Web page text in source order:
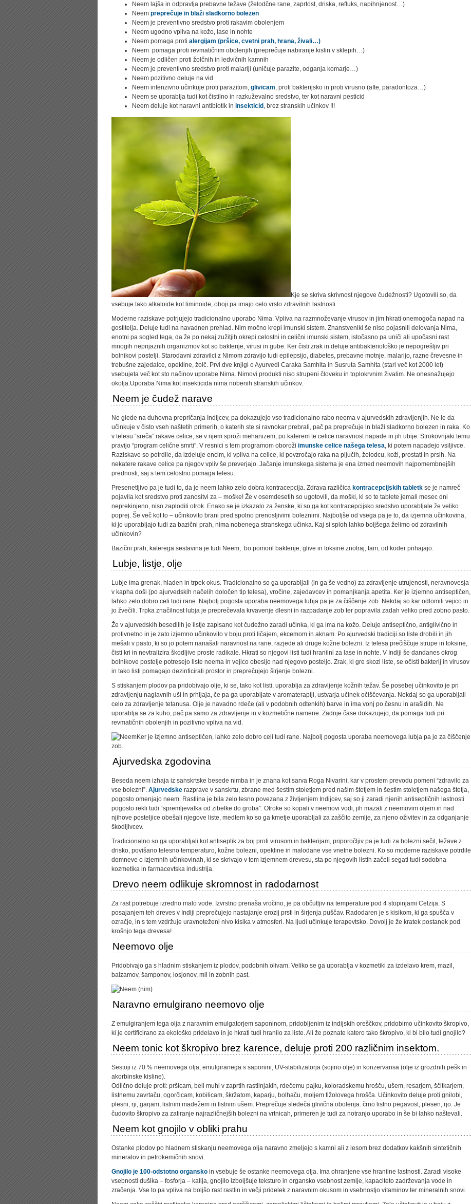
Neem lajša in odpravlja prebavne težave (želodčne rane, zaprtost, driska, refluks, napihnjenost…)
Neem preprečuje in blaži sladkorno bolezen
Neem je preventivno sredstvo proti rakavim obolenjem
Neem ugodno vpliva na kožo, lase in nohte
Neem pomaga proti alergijam (pršice, cvetni prah, hrana, živali…)
Neem pomaga proti revmatičnim obolenjih (preprečuje nabiranje kislin v sklepih…)
Neem je odličen proti žolčnih in ledvičnih kamnih
Neem je preventivno sredstvo proti malariji (uničuje parazite, odganja komarje…)
Neem pozitivno deluje na vid
Neem intenzivno učinkuje proti parazitom, glivicam, proti bakterijsko in proti virusno (afte, paradontoza…)
Neem se uporablja tudi kot čistilno in razkuževalno sredstvo, ter kot naravni pesticid
Neem deluje kot naravni antibiotik in insekticid , brez stranskih učinkov !!!
Kje se skriva skrivnost njegove čudežnosti? Ugotovili so, da
vsebuje tako alkaloide kot liminoide, oboji pa imajo celo vrsto zdravilnih lastnosti.
Moderne raziskave potrjujejo tradicionalno uporabo Nima. Vpliva na razmnoževanje virusov in jim hkrati onemogoča napad na
gostitelja. Deluje tudi na navadnen prehlad. Nim močno krepi imunski sistem. Znanstveniki še niso pojasnili delovanja Nima,
enotni pa sogled tega, da že po nekaj zužitjih okrepi celostni in celični imunski sistem, istočasno pa uniči ali upočasni rast
mnogih neprijaznih organizmov kot so bakterije, virusi in gube. Ker čisti zrak in deluje antibakteriološko je nepogrešljiv pri
bolnikovi postelji. Starodavni zdravilci z Nimom zdravijo tudi epilepsijo, diabetes, prebavne motnje, malarijo, razne črevesne in
trebušne zajedalce, opekline, žolč. Prvi dve knjigi o Ayurvedi Caraka Samhita in Susruta Samhita (stari več kot 2000 let)
vsebujeta več kot sto načinov uporabe Nima. Nimovi produkti niso strupeni človeku in toplokrvnim živalim. Ne onesnažujejo
okolja.Uporaba Nima kot insekticida nima nobenih stranskih učinkov.
Neem je čudež narave
Ne glede na duhovna prepričanja Indijcev, pa dokazujejo vso tradicionalno rabo neema v ajurvedskih zdravljenjih. Ne le da
učinkuje v čisto vseh naštetih primerih, o katerih ste si ravnokar prebrali, pač pa preprečuje in blaži sladkorno bolezen in raka. Ko
v telesu “sreča” rakave celice, se v njem sproži mehanizem, po katerem te celice naravnost napade in jih ubije. Strokovnjaki temu
pravijo “program celične smrti”. V resnici s tem programom oboroži imunske celice našega telesa, ki potem napadejo vsiljivce.
Raziskave so potrdile, da izdeluje encim, ki vpliva na celice, ki povzročajo raka na pljučih, želodcu, koži, prostati in prsih. Na
nekatere rakave celice pa njegov vpliv še preverjajo. Jačanje imunskega sistema je ena izmed neemovih najpomembnejših
prednosti, saj s tem celostno pomaga telesu.
Presenetljivo pa je tudi to, da je neem lahko zelo dobra kontracepcija. Zdrava različica kontracepcijskih tabletk se je namreč
pojavila kot sredstvo proti zanositvi za – moške! Že v osemdesetih so ugotovili, da moški, ki so te tablete jemali mesec dni
neprekinjeno, niso zaplodili otrok. Enako se je izkazalo za ženske, ki so ga kot kontracepcijsko sredstvo uporabljale že veliko
poprej. Še več kot to – učinkovito brani pred spolno prenosljivimi boleznimi. Najboljše od vsega pa je to, da izjemna učinkovina,
ki jo uporabljajo tudi za bazični prah, nima nobenega stranskega učinka. Kaj si sploh lahko boljšega želimo od zdravilnih
učinkovin?
Bazični prah, katerega sestavina je tudi Neem, bo pomoril bakterije, glive in toksine znotraj, tam, od koder prihajajo.
Lubje, listje, olje
Lubje ima grenak, hladen in trpek okus. Tradicionalno so ga uporabljali (in ga še vedno) za zdravljenje utrujenosti, neravnovesja
v kapha doši (po ajurvedskih načelih določen tip telesa), vročine, zajedavcev in pomanjkanja apetita. Ker je izjemno antiseptičen,
lahko zelo dobro celi tudi rane. Najbolj pogosta uporaba neemovega lubja pa je za čiščenje zob. Nekdaj so kar odlomili vejico in
jo žvečili. Trpka značilnost lubja je preprečevala krvavenje dlesni in razpadanje zob ter popravila zadah veliko pred zobno pasto.
Že v ajurvedskih besedilih je listje zapisano kot čudežno zaradi učinka, ki ga ima na kožo. Deluje antiseptično, antiglivično in
protivnetno in je zato izjemno učinkovito v boju proti ličajem, ekcemom in aknam. Po ajurvedski tradiciji so liste drobili in jih
mešali v pasto, ki so jo potem nanašali naravnost na rane, razjede ali druge kožne bolezni. Iz telesa prečiščuje strupe in toksine,
čisti kri in nevtralizira škodljive proste radikale. Hkrati so njegovi listi tudi hranilni za lase in nohte. V Indiji še dandanes okrog
bolnikove postelje potresejo liste neema in vejico obesijo nad njegovo posteljo. Zrak, ki gre skozi liste, se očisti bakterij in virusov
in tako listi pomagajo dezinficirati prostor in preprečujejo širjenje bolezni.
S stiskanjem plodov pa pridobivajo olje, ki se, tako kot listi, uporablja za zdravljenje kožnih težav. Še posebej učinkovito je pri
zdravljenju naglavnih uši in prhljaja, če pa ga uporabljate v aromaterapiji, ustvarja učinek očiščevanja. Nekdaj so ga uporabljali
celo za zdravljenje tetanusa. Olje je navadno rdeče (ali v podobnih odtenkih) barve in ima vonj po česnu in arašidih. Ne
uporablja se za kuho, pač pa samo za zdravljenje in v kozmetične namene. Zadnje čase dokazujejo, da pomaga tudi pri
revmatičnih obolenjih in pozitivno vpliva na vid.
Ker je izjemno antiseptičen, lahko zelo dobro celi tudi rane. Najbolj pogosta uporaba neemovega lubja pa je za čiščenje
zob.
Ajurvedska zgodovina
Beseda neem izhaja iz sanskrtske besede nimba in je znana kot sarva Roga Nivarini, kar v prostem prevodu pomeni “zdravilo za
vse bolezni”. Ajurvedske razprave v sanskrtu, zbrane med šestim stoletjem pred našim štetjem in šestim stoletjem našega štetja,
pogosto omenjajo neem. Rastlina je bila zelo tesno povezana z življenjem Indijcev, saj so ji zaradi njenih antiseptičnih lastnosti
pogosto rekli tudi “spremljevalka od zibelke do groba”. Otroke so kopali v neemovi vodi, jih mazali z neemovim oljem in nad
njihove posteljice obešali njegove liste, medtem ko so ga kmetje uporabljali za zaščito zemlje, za njeno oživitev in za odganjanje
škodljivcev.
Tradicionalno so ga uporabljali kot antiseptik za boj proti virusom in bakterijam, priporočljiv pa je tudi za bolezni sečil, težave z
drisko, povišano telesno temperaturo, kožne bolezni, opekline in malodane vse vnetne bolezni. Ko so moderne raziskave potrdile
domneve o izjemnih učinkovinah, ki se skrivajo v tem izjemnem drevesu, sta po njegovih listih začeli segati tudi sodobna
kozmetika in farmacevtska industrija.
Drevo neem odlikuje skromnost in radodarnost
Za rast potrebuje izredno malo vode. Izvrstno prenaša vročino, je pa občutljiv na temperature pod 4 stopinjami Celzija. S
posajanjem teh dreves v Indiji preprečujejo nastajanje erozij prsti in širjenja puščav. Radodaren je s kisikom, ki ga spušča v
ozračje, in s tem vzdržuje uravnoteženi nivo kisika v atmosferi. Na ljudi učinkuje terapevtsko. Dovolj je že kratek postanek pod
krošnjo tega drevesa!
Neemovo olje
Pridobivajo ga s hladnim stiskanjem iz plodov, podobnih olivam. Veliko se ga uporablja v kozmetiki za izdelavo krem, mazil,
balzamov, šamponov, losjonov, mil in zobnih past.
Naravno emulgirano neemovo olje
Z emulgiranjem tega olja z naravnim emulgatorjem saponinom, pridobljenim iz indijskih oreščkov, pridobimo učinkovito škropivo,
ki je certificirano za ekološko pridelavo in je hkrati tudi hranilo za liste. Ali že poznate katero tako škropivo, ki bi bilo tudi gnojilo?
Neem tonic kot škropivo brez karence, deluje proti 200 različnim insektom.
Sestoji iz 70 % neemovega olja, emulgiranega s saponini, UV-stabilizatorja (sojino olje) in konzervansa (olje iz grozdnih pešk in
akorbinske kisline).
Odlično deluje proti: pršicam, beli muhi v zaprtih rastlinjakih, rdečemu pajku, koloradskemu hrošču, ušem, resarjem, ščitkarjem,
listnemu zavrtaču, ogorčicam, kobilicam, škržatom, kaparju, bolhaču, moljem fižolovega hrošča. Učinkovito deluje proti gnilobi,
plesni, rji, garjam, listnim madežem in listnim ušem. Preprečuje sledeča glivična obolenja: črno listno pegavost, plesen, rjo. Je
čudovito škropivo za zatiranje najrazličnejših bolezni na vrtnicah, primeren je tudi za notranjo uporabo in še bi lahko naštevali.
Neem kot gnojilo v obliki prahu
Ostanke plodov po hladnem stiskanju neemovega olja naravno zmeljejo s kamni ali z lesom brez dodatkov kakšnih sintetičnih
mineralov in petrokemičnih snovi.
Gnojilo je 100-odstotno organsko in vsebuje še ostanke neemovega olja. Ima ohranjene vse hranilne lastnosti. Zaradi visoke
vsebnosti dušika – fosforja – kalija, gnojilo izboljšuje teksturo in organsko vsebnost zemlje, kapaciteto zadrževanja vode in
zračenja. Vse to pa vpliva na boljšo rast rastlin in večji pridelek z naravnim okusom in vsebnostjo vitaminov ter mineralnih snovi.